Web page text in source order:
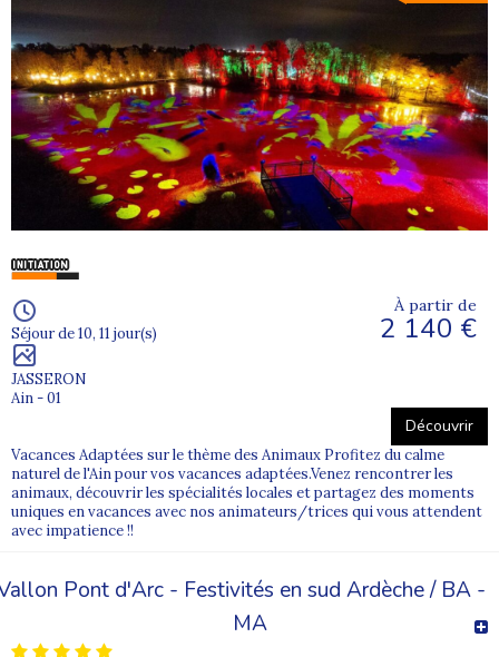
Séjour de 10, 11 jour(s)
JASSERON
Ain - 01
À partir de
2 140 €
Découvrir
Vacances Adaptées sur le thème des Animaux Profitez du calme
naturel de l'Ain pour vos vacances adaptées.Venez rencontrer les
animaux, découvrir les spécialités locales et partagez des moments
uniques en vacances avec nos animateurs/trices qui vous attendent
avec impatience !!
Pont d'Arc - Festivités en sud Ardèche / BA -
MA